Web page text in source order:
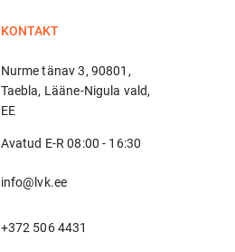
KONTAKT
Nurme tänav 3, 90801,
Taebla, Lääne-Nigula vald,
EE
Avatud E-R 08:00 - 16:30
info@lvk.ee
+372 506 4431